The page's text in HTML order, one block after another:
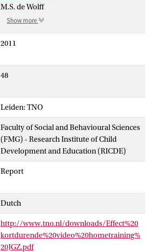
M.S. de Wolff
Show more
2011
48
Leiden: TNO
Faculty of Social and Behavioural Sciences
(FMG) - Research Institute of Child
Development and Education (RICDE)
Report
Dutch
http://www.tno.nl/downloads/Effect%20
kortdurende%20video%20hometraining%
20JGZ.pdf